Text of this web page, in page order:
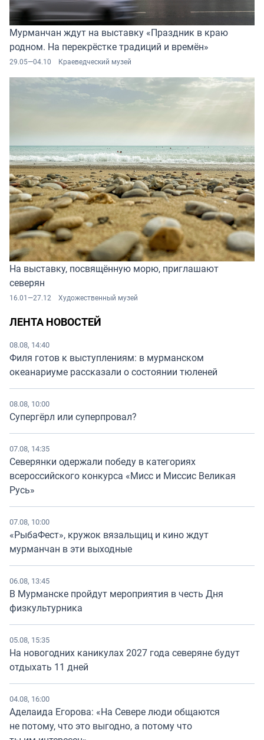
ЛЕНТА НОВОСТЕЙ
08.08, 14:40
Филя готов к выступлениям: в мурманском
океанариуме рассказали о состоянии тюленей
08.08, 10:00
Супергёрл или суперпровал?
07.08, 14:35
Северянки одержали победу в категориях
всероссийского конкурса «Мисс и Миссис Великая
Русь»
07.08, 10:00
«РыбаФест», кружок вязальщиц и кино ждут
мурманчан в эти выходные
06.08, 13:45
В Мурманске пройдут мероприятия в честь Дня
физкультурника
05.08, 15:35
На новогодних каникулах 2027 года северяне будут
отдыхать 11 дней
04.08, 16:00
Аделаида Егорова: «На Севере люди общаются
не потому, что это выгодно, а потому что
Мурманчан ждут на выставку «Праздник в краю
родном. На перекрёстке традиций и времён»
29.05—04.10 Краеведческий музей
На выставку, посвящённую морю, приглашают
северян
16.01—27.12 Художественный музей